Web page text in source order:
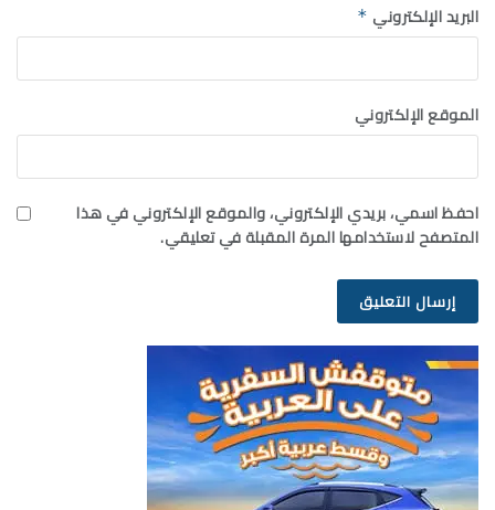
البريد الإلكتروني *
الموقع الإلكتروني
احفظ اسمي، بريدي الإلكتروني، والموقع الإلكتروني في هذا
المتصفح لاستخدامها المرة المقبلة في تعليقي.